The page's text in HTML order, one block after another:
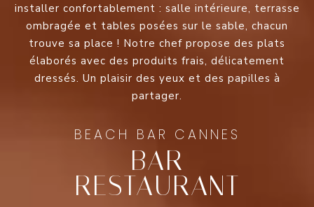
installer confortablement : salle intérieure, terrasse
ombragée et tables posées sur le sable, chacun
trouve sa place ! Notre chef propose des plats
élaborés avec des produits frais, délicatement
dressés. Un plaisir des yeux et des papilles à
partager.
BEACH BAR CANNES
BAR
RESTAURANT